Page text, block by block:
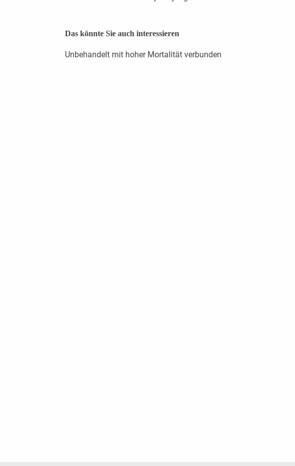
Das könnte Sie auch interessieren
Unbehandelt mit hoher Mortalität verbunden